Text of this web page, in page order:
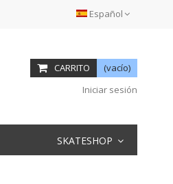
Español
CARRITO
(vacío)
Iniciar sesión
SKATESHOP